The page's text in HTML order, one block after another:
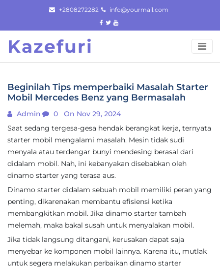
content
+2808272282 info@yourmail.com
Kazefuri
Beginilah Tips memperbaiki Masalah Starter
Mobil Mercedes Benz yang Bermasalah
Admin 0
On Nov 29, 2024
Saat sedang tergesa-gesa hendak berangkat kerja, ternyata
starter mobil mengalami masalah. Mesin tidak sudi
menyala atau terdengar bunyi mendesing berasal dari
didalam mobil. Nah, ini kebanyakan disebabkan oleh
dinamo starter yang terasa aus.
Dinamo starter didalam sebuah mobil memiliki peran yang
penting, dikarenakan membantu efisiensi ketika
membangkitkan mobil. Jika dinamo starter tambah
melemah, maka bakal susah untuk menyalakan mobil.
Jika tidak langsung ditangani, kerusakan dapat saja
menyebar ke komponen mobil lainnya. Karena itu, mutlak
untuk segera melakukan perbaikan dinamo starter